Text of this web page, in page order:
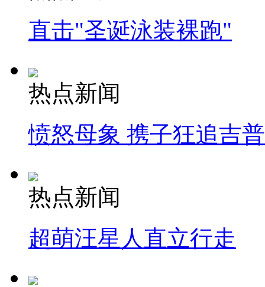
直击"圣诞泳装裸跑"
热点新闻
愤怒母象 携子狂追吉
热点新闻
超萌汪星人直立行走